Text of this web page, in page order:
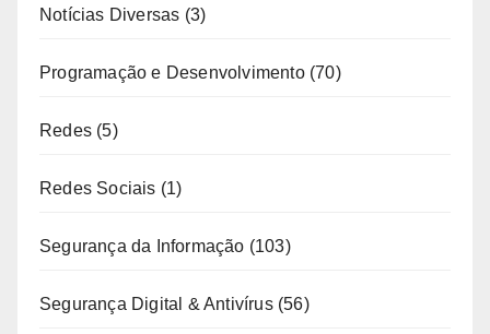
Notícias Diversas (3)
Programação e Desenvolvimento(70)
Redes (5)
Redes Sociais (1)
Segurança da Informação (103)
Segurança Digital & Antivírus(56)